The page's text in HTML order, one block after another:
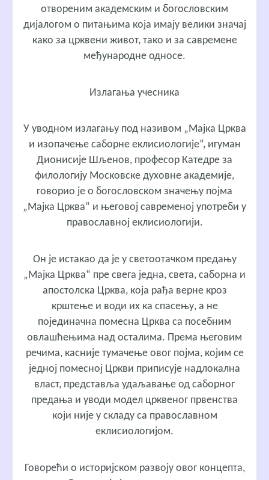
отвореним академским и богословским
дијалогом о питањима која имају велики значај
како за црквени живот, тако и за савремене
међународне односе.
Излагања учесника
У уводном излагању под називом „Мајка Црква
и изопачење саборне еклисиологије“, игуман
Дионисије Шљенов, професор Катедре за
филологију Московске духовне академије,
говорио је о богословском значењу појма
„Мајка Црква“ и његовој савременој употреби у
православној еклисиологији.
Он је истакао да је у светоотачком предању
„Мајка Црква“ пре свега једна, света, саборна и
апостолска Црква, која рађа верне кроз
крштење и води их ка спасењу, а не
појединачна помесна Црква са посебним
овлашћењима над осталима. Према његовим
речима, касније тумачење овог појма, којим се
једној помесној Цркви приписује надлокална
власт, представља удаљавање од саборног
предања и уводи модел црквеног првенства
који није у складу са православном
еклисиологијом.
Говорећи о историјском развоју овог концепта,